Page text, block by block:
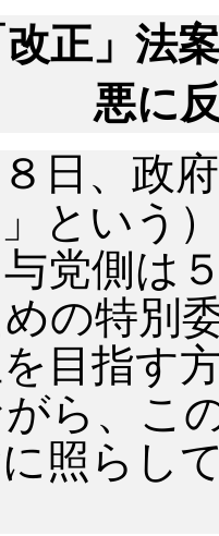
正」法
悪に
日、政
」という
党側は
の特別
目指す
ら、こ
照らし